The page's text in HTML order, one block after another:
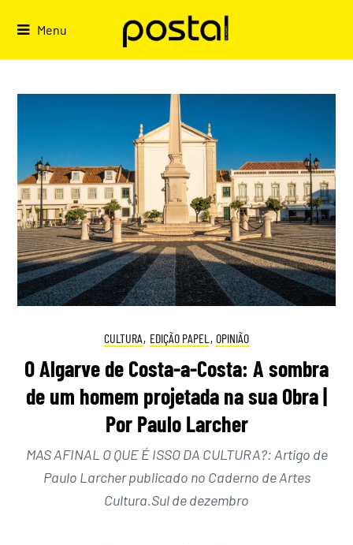
Menu
CULTURA, EDIÇÃO PAPEL , OPINIÃO
O Algarve de Costa-a-Costa: A sombra
de um homem projetada na sua Obra |
Por Paulo Larcher
MAS AFINAL O QUE É ISSO DA CULTURA?: Artigo de
Paulo Larcher publicado no Caderno de Artes
Cultura.Sul de dezembro